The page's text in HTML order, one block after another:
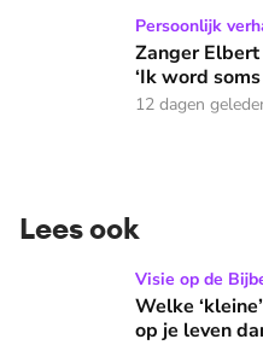
Zanger Elbert Smelt kan
Persoonlijk
Zanger
‘Ik word
12 dagen
Lees ook
Welke ‘kleine’ zonde
Visie op de
Welke
op je leven